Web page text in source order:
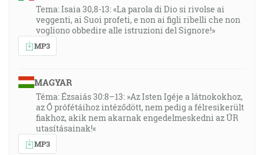
Tema: Isaia 30,8-13: «La parola di Dio si rivolse ai
veggenti, ai Suoi profeti, e non ai figli ribelli che non
vogliono obbedire alle istruzioni del Signore!»
MP3
MAGYAR
Téma: Ézsaiás 30:8–13: »Az Isten Igéje a látnokokhoz,
az Ő prófétáihoz intéződött, nem pedig a félresikerült
fiakhoz, akik nem akarnak engedelmeskedni az ÚR
utasításainak!«
MP3